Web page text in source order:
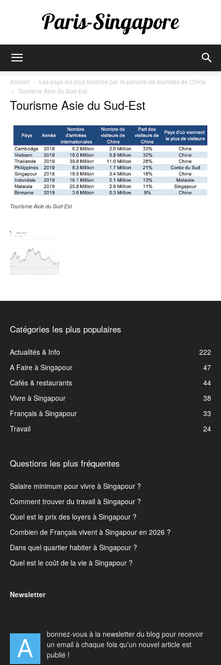
Singapore
Accueil
Les pays les plus touchés par la pénurie de touristes de Chine
Tourisme Asie du Sud-Est
Tourisme Asie du Sud-Est
Tourisme Asie du Sud-Est
Catégories les plus populaires
Actualités & Info
222
A Faire à Singapour
47
Cafés & restaurants
44
Vivre à Singapour
38
Français à Singapour
33
Travail
24
Questions les plus fréquentes
Salaire minimum pour vivre à Singapour ?
Comment trouver du travail à Singapour ?
Quel est le prix des loyers à Singapour ?
Combien de Français vivent à Singapour en 2026 ?
Dans quel quartier habiter à Singapour ?
Quel est le coût de la vie à Singapour ?
Newsletter
A
bonnez-vous à la newsletter du blog pour recevoir
un email à chaque fois qu'un nouvel article est
publié !